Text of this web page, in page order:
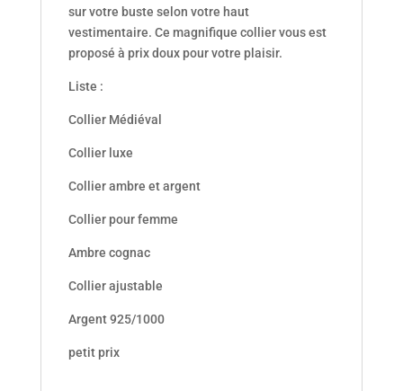
sur votre buste selon votre haut
vestimentaire. Ce magnifique collier vous est
proposé à prix doux pour votre plaisir.
Liste :
Collier Médiéval
Collier luxe
Collier ambre et argent
Collier pour femme
Ambre cognac
Collier ajustable
Argent 925/1000
petit prix